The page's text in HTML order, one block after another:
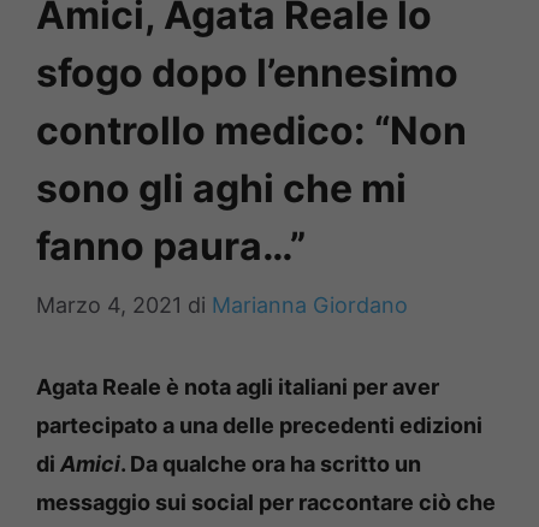
Amici, Agata Reale lo
sfogo dopo l’ennesimo
controllo medico: “Non
sono gli aghi che mi
fanno paura…”
Marzo 4, 2021 di Marianna Giordano
Agata Reale è nota agli italiani per aver
partecipato a una delle precedenti edizioni
di Amici. Da qualche ora ha scritto un
messaggio sui social per raccontare ciò che